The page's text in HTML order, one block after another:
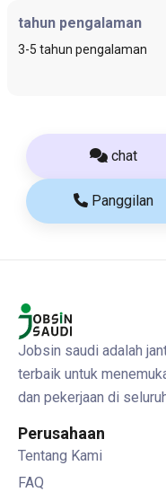
tahun pengalaman
3-5 tahun pengalaman
chat
Panggilan
Jobsin saudi adalah
terbaik untuk
dan pekerjaan di
Perusahaan
Tentang Kami
FAQ